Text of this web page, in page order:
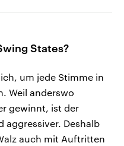
States?
um jede Stimme in
Weil anderswo
gewinnt, ist der
aggressiver. Deshalb
auch mit Auftritten